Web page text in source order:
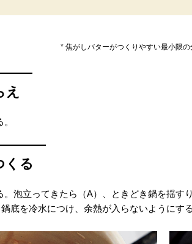
* 焦がしバターがつくりやすい最小限
え
くる
泡立ってきたら（A）、ときどき鍋を揺
底を冷水につけ、余熱が入らないようにする